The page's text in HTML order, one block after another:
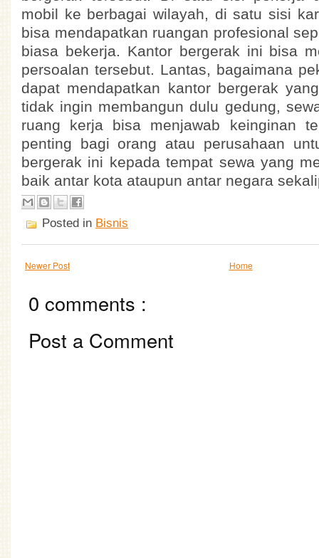
mobil ke berbagai wilayah, di satu sisi
bisa mendapatkan ruangan profesional
biasa bekerja. Kantor bergerak ini bisa
persoalan tersebut. Lantas, bagaimana
dapat mendapatkan kantor bergerak
tidak ingin membangun dulu gedung,
ruang kerja bisa menjawab keinginan
penting bagi orang atau perusahaan
bergerak ini kepada tempat sewa yang
baik antar kota ataupun antar negara
Posted in Bisnis
Newer Post Home
0 comments :
Post a Comment